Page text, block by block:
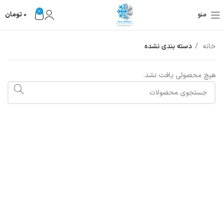
منو 0
0 تومان
خانه دسته بندی نشده
هیچ محصولی یافت نشد.